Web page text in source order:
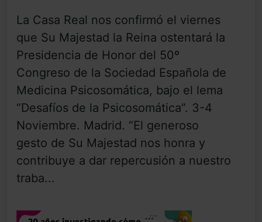
La Casa Real nos confirmó el viernes
que Su Majestad la Reina ostentará la
Presidencia de Honor del 50º
Congreso de la Sociedad Española de
Medicina Psicosomática, bajo el lema
“Desafíos de la Psicosomática”. 3-4
Noviembre. Madrid. “El generoso
gesto de Su Majestad nos honra y
contribuye a dar repercusión a nuestro
traba...